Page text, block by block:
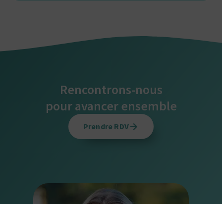
Rencontrons-nous
pour avancer ensemble
Prendre RDV